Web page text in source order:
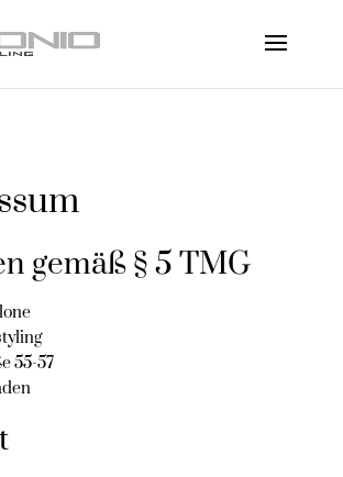
gemäß § 5 TMG
55-57